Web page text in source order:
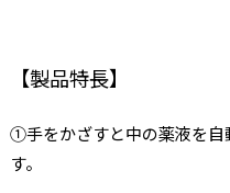
【製品特長】
①手をかざすと中の薬液を自
す。